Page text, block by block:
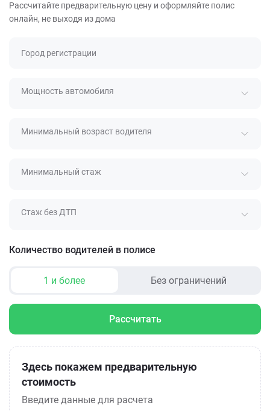
Рассчитайте предварительную цену и оформляйте полис
онлайн, не выходя из дома
Город регистрации
Мощность автомобиля
Минимальный возраст водителя
Минимальный стаж
Стаж без ДТП
Количество водителей в полисе
1 и более Без ограничений
Рассчитать
Здесь покажем предварительную
стоимость
Введите данные для расчета